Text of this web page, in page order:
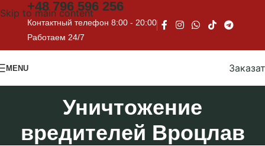
Skip to main content
+48 796 596 256
Контактный телефон 8:00 - 20:00
Работаем 24/7
MENU
Уничтожение
вредителей Вроцлав